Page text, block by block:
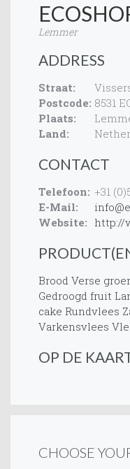
Lemmer
ADDRESS
Straat:
Postcode: 8531
Plaats:
Land:
CONTACT
Telefoon: +31
E-Mail:
Website: http://
Brood Verse
Gedroogd fruit
cake Rundvlees
Varkensvlees
OP DE
CHOOSE